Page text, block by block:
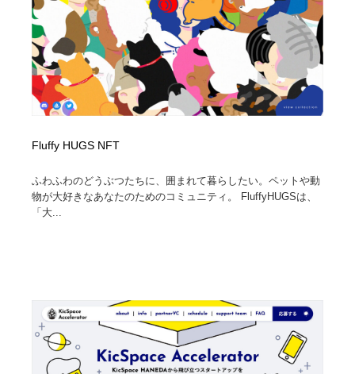
Fluffy HUGS NFT
ふわふわのどうぶつたちに、囲まれて暮らしたい。ペットや動
物が大好きなあなたのためのコミュニティ。 FluffyHUGSは、
「大...